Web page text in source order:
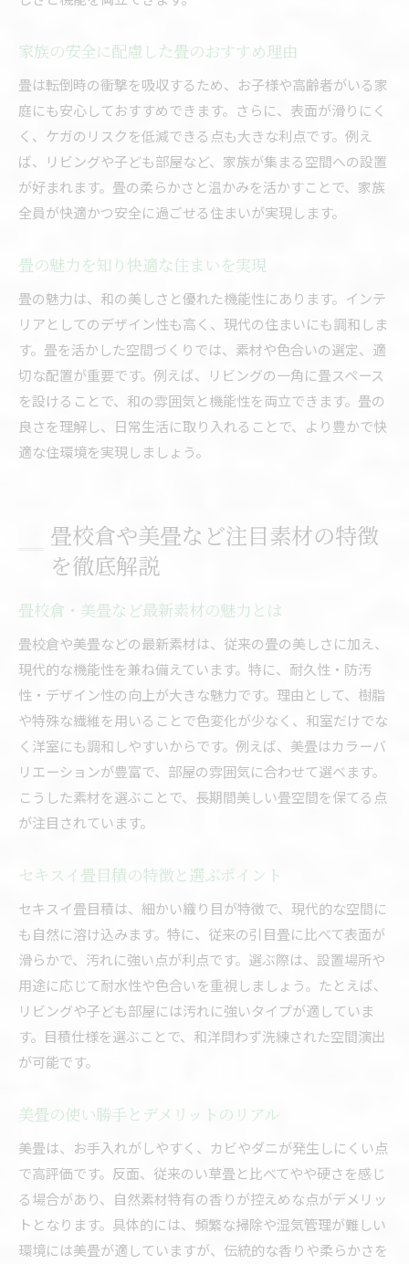
家族の安全に配慮した畳のおすすめ理由
畳は転倒時の衝撃を吸収するため、お子様や高齢者がいる家
庭にも安心しておすすめできます。さらに、表面が滑りにく
く、ケガのリスクを低減できる点も大きな利点です。例え
ば、リビングや子ども部屋など、家族が集まる空間への設置
が好まれます。畳の柔らかさと温かみを活かすことで、家族
全員が快適かつ安全に過ごせる住まいが実現します。
畳の魅力を知り快適な住まいを実現
畳の魅力は、和の美しさと優れた機能性にあります。インテ
リアとしてのデザイン性も高く、現代の住まいにも調和しま
す。畳を活かした空間づくりでは、素材や色合いの選定、適
切な配置が重要です。例えば、リビングの一角に畳スペース
を設けることで、和の雰囲気と機能性を両立できます。畳の
良さを理解し、日常生活に取り入れることで、より豊かで快
適な住環境を実現しましょう。
畳校倉や美畳など注目素材の特徴
を徹底解説
畳校倉・美畳など最新素材の魅力とは
畳校倉や美畳などの最新素材は、従来の畳の美しさに加え、
現代的な機能性を兼ね備えています。特に、耐久性・防汚
性・デザイン性の向上が大きな魅力です。理由として、樹脂
や特殊な繊維を用いることで色変化が少なく、和室だけでな
く洋室にも調和しやすいからです。例えば、美畳はカラーバ
リエーションが豊富で、部屋の雰囲気に合わせて選べます。
こうした素材を選ぶことで、長期間美しい畳空間を保てる点
が注目されています。
セキスイ畳目積の特徴と選ぶポイント
セキスイ畳目積は、細かい織り目が特徴で、現代的な空間に
も自然に溶け込みます。特に、従来の引目畳に比べて表面が
滑らかで、汚れに強い点が利点です。選ぶ際は、設置場所や
用途に応じて耐水性や色合いを重視しましょう。たとえば、
リビングや子ども部屋には汚れに強いタイプが適していま
す。目積仕様を選ぶことで、和洋問わず洗練された空間演出
が可能です。
美畳の使い勝手とデメリットのリアル
美畳は、お手入れがしやすく、カビやダニが発生しにくい点
で高評価です。反面、従来のい草畳と比べてやや硬さを感じ
る場合があり、自然素材特有の香りが控えめな点がデメリッ
トとなります。具体的には、頻繁な掃除や湿気管理が難しい
環境には美畳が適していますが、伝統的な香りや柔らかさを